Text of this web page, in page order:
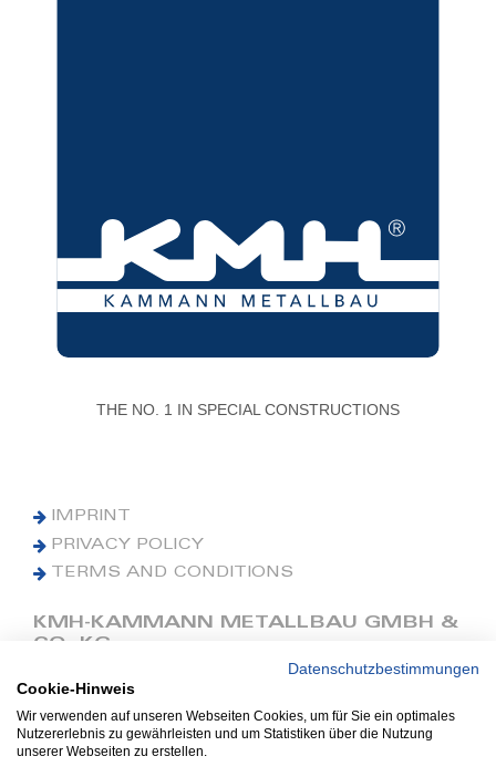
THE NO. 1 IN SPECIAL CONSTRUCTIONS
IMPRINT
PRIVACY POLICY
TERMS AND CONDITIONS
KMH-KAMMANN METALLBAU GMBH &
CO. KG
Phone: +49 (0) 42 41 9390 0
Fax: +49 (0) 42 41 9390 90
E-Mail: office@kmh.net
Datenschutzbestimmungen
Cookie-Hinweis
Wir verwenden auf unseren Webseiten Cookies, um für Sie ein optimales
Nutzererlebnis zu gewährleisten und um Statistiken über die Nutzung
unserer Webseiten zu erstellen.